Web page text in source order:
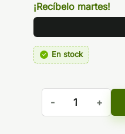
¡Recíbelo martes!
En stock
Aroma Berry Blast